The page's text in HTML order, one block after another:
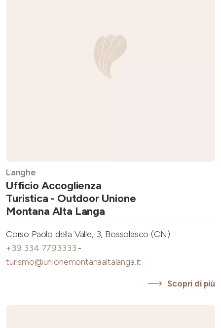
Langhe
Ufficio Accoglienza
Turistica - Outdoor Unione
Montana Alta Langa
Corso Paolo della Valle, 3, Bossolasco (CN)
+39 334 7793333 -
turismo@unionemontanaaltalanga.it
Scopri di più